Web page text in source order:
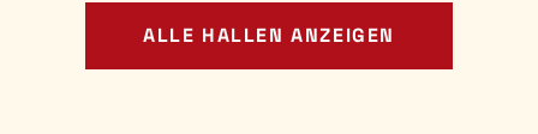
ALLE HALLEN ANZEIGEN